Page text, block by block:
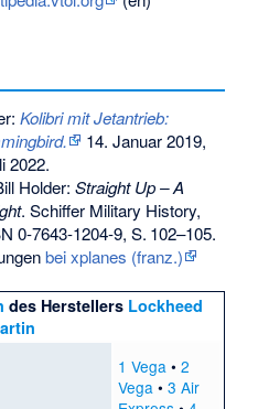
Kolibri mit Jetantrieb:
14. Januar 2019,
2022.
Holder:Straight Up – A
. Schiffer Military History,
0-7643-1204-9,S. 102–105.
bei xplanes (franz.)
des Herstellers Lockheed
1 Vega• 2
Vega• 3 Air